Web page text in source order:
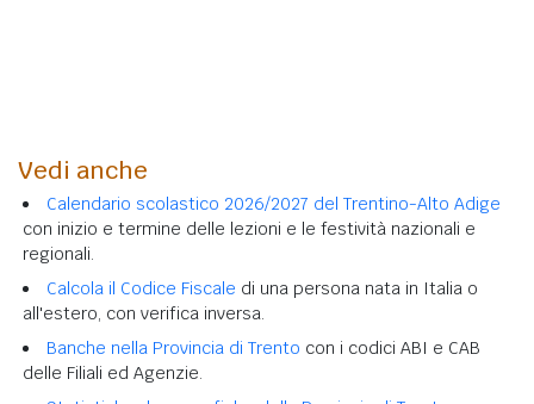
Vedi anche
Calendario scolastico 2026/2027 del Trentino-Alto Adige
con inizio e termine delle lezioni e le festività nazionali e
regionali.
Calcola il Codice Fiscale di una persona nata in Italia o
all'estero, con verifica inversa.
Banche nella Provincia di Trento con i codici ABI e CAB
delle Filiali ed Agenzie.